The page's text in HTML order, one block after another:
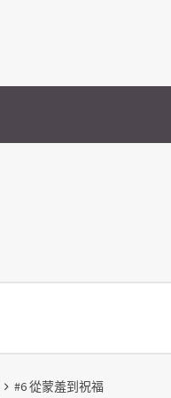
#6 從蒙羞到祝福